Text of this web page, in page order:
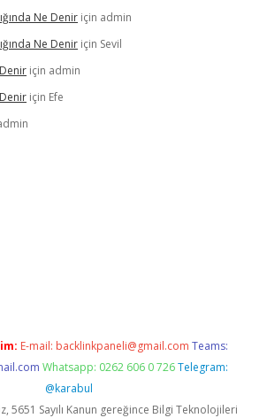
Ne Denir için admin
Ne Denir için Sevil
için admin
için Efe
E-mail: backlinkpaneli@gmail.com Teams:
Whatsapp: 0262 606 0 726 Telegram:
@karabul
5651 Sayılı Kanun gereğince Bilgi Teknolojileri